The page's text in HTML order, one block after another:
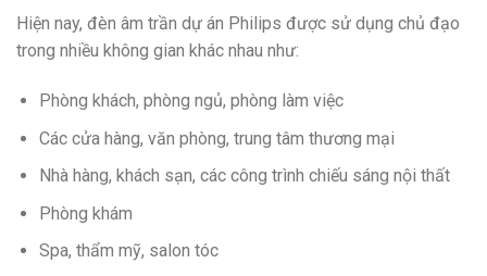
Hiện nay, đèn âm trần dự án Philips được sử dụng chủ đạo
trong nhiều không gian khác nhau như:
Phòng khách, phòng ngủ, phòng làm việc
Các cửa hàng, văn phòng, trung tâm thương mại
Nhà hàng, khách sạn, các công trình chiếu sáng nội thất
Phòng khám
Spa, thẩm mỹ, salon tóc